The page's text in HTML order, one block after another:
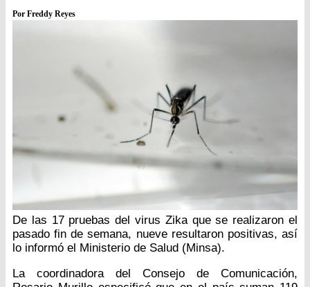
Por Freddy Reyes
De las 17 pruebas del virus Zika que se realizaron el
pasado fin de semana, nueve resultaron positivas, así
lo informó el Ministerio de Salud (Minsa).
La coordinadora del Consejo de Comunicación,